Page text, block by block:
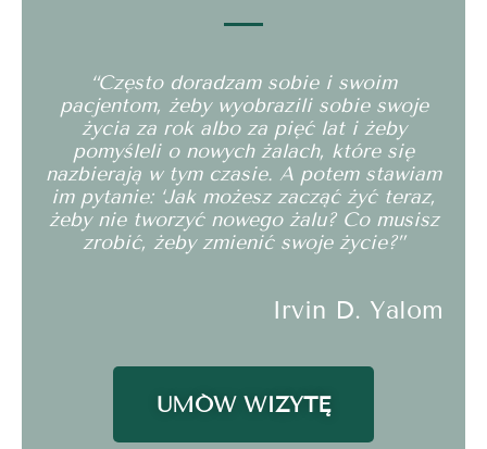
“Często doradzam sobie i swoim
pacjentom, żeby wyobrazili sobie swoje
życia za rok albo za pięć lat i żeby
pomyśleli o nowych żalach, które się
nazbierają w tym czasie. A potem stawiam
im pytanie: ‘Jak możesz zacząć żyć teraz,
żeby nie tworzyć nowego żalu? Co musisz
zrobić, żeby zmienić swoje życie?”
Irvin D. Yalom
UMÓW WIZYTĘ